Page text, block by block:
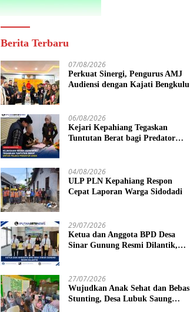
Berita Terbaru
07/08/2026
Perkuat Sinergi, Pengurus AMJ
Audiensi dengan Kajati Bengkulu
06/08/2026
Kejari Kepahiang Tegaskan
Tuntutan Berat bagi Predator
Vonis Hakim 18 Tahun Penjara
04/08/2026
ULP PLN Kepahiang Respon
Cepat Laporan Warga Sidodadi
29/07/2026
Ketua dan Anggota BPD Desa
Sinar Gunung Resmi Dilantik,
27/07/2026
Wujudkan Anak Sehat dan Bebas
Stunting, Desa Lubuk Saung